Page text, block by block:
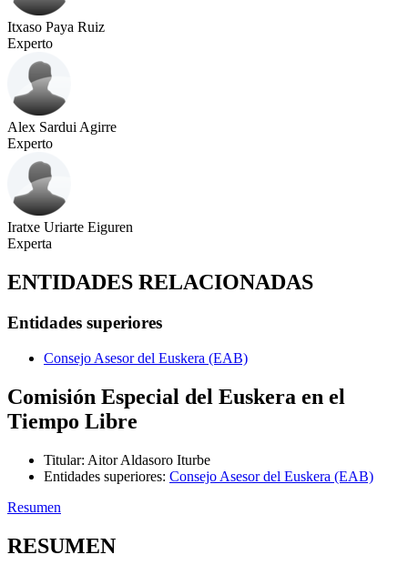
Itxaso Paya Ruiz
Experto
Alex Sardui Agirre
Experto
Iratxe Uriarte Eiguren
Experta
ENTIDADES RELACIONADAS
Entidades superiores
Consejo Asesor del Euskera (EAB)
Comisión Especial del Euskera en el
Tiempo Libre
Titular: Aitor Aldasoro Iturbe
Entidades superiores: Consejo Asesor del Euskera (EAB)
Resumen
RESUMEN